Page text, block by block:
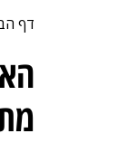
דף